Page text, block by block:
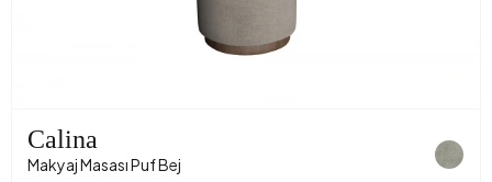
Calina
Makyaj Masası Puf Bej